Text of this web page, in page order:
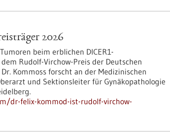
2026
beim erblichen DICER1-
Rudolf-Virchow-Preis der Deutschen
Kommoss forscht an der Medizinischen
und Sektionsleiter für Gynäkopathologie
dr-felix-kommod-ist-rudolf-virchow-